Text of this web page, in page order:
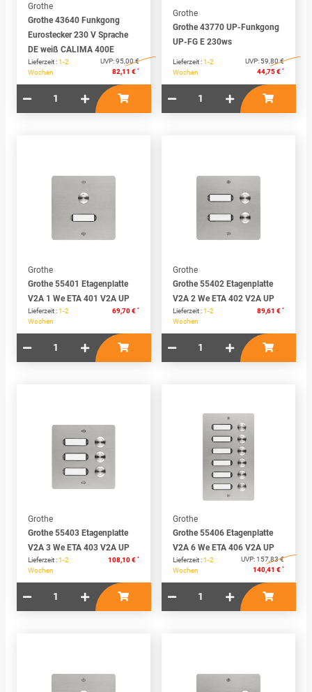
Grothe
Grothe 43640 Funkgong
Eurostecker 230 V Sprache
DE weiß CALIMA 400E
Lieferzeit :1-2
Wochen
UVP:95,00 €
82,11 € *
Grothe
Grothe 43770 UP-Funkgong
UP-FG E 230ws
Lieferzeit :1-2
Wochen
UVP: 59,80 €
44,75 € *
Grothe
Grothe 55401 Etagenplatte
V2A 1 We ETA 401 V2A UP
Lieferzeit :1-2
Wochen
69,70 € *
Grothe
Grothe 55402 Etagenplatte
V2A 2 We ETA 402 V2A UP
Lieferzeit :1-2
Wochen
89,61 € *
Grothe
Grothe 55403 Etagenplatte
V2A 3 We ETA 403 V2A UP
Lieferzeit :1-2
Wochen
108,10 € *
Grothe
Grothe 55406 Etagenplatte
V2A 6 We ETA 406 V2A UP
Lieferzeit :1-2
Wochen
UVP:157,83 €
140,41 € *